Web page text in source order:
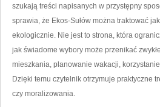
szukają treści napisanych w przystępny
sprawia, że Ekos-Sułów można traktować
ekologicznie. Nie jest to strona, która
jak świadome wybory może przenikać
mieszkania, planowanie wakacji,
Dzięki temu czytelnik otrzymuje praktyczne
czy moralizowania.